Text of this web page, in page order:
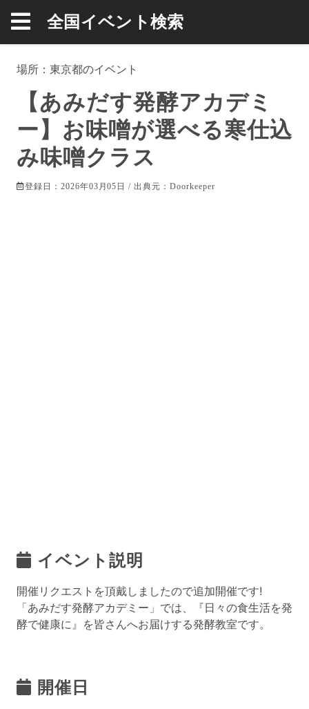
全国イベント検索
場所： 東京都のイベント
【あみだす発酵アカデミ
ー】お味噌が選べる寒仕込
み味噌クラス
登録日：2026年03月05日 / 出典元：Doorkeeper
イベント説明
開催リクエストを頂戴しましたので追加開催です!
「あみだす発酵アカデミー」では、『日々の食生活を発
酵で健康に』を皆さんへお届けする発酵教室です。
開催日